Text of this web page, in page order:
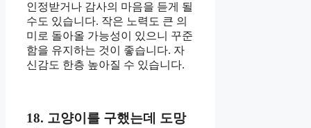
인정받거나 감사의 마음을 듣게 될
수도 있습니다. 작은 노력도 큰 의
미로 돌아올 가능성이 있으니 꾸준
함을 유지하는 것이 좋습니다. 자
신감도 한층 높아질 수 있습니다.
18. 고양이를 구했는데 도망